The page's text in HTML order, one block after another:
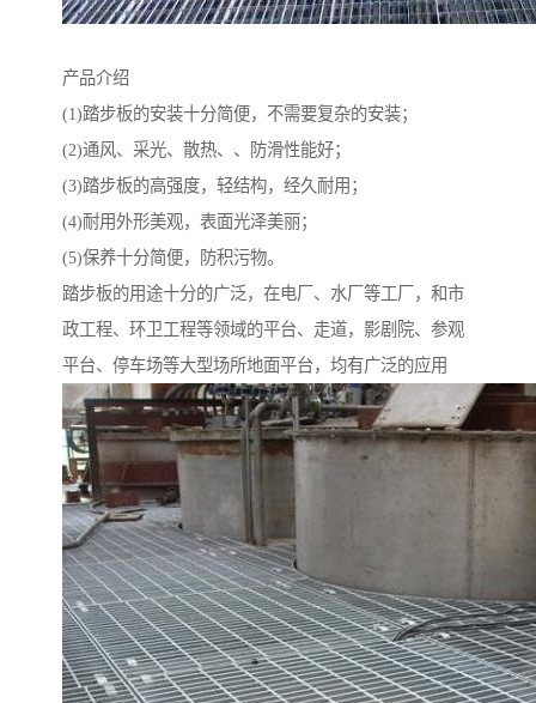
产品介绍
(1)踏步板的安装十分简便，不需要复杂的安装；
(2)通风、采光、散热、、防滑性能好；
(3)踏步板的高强度，轻结构，经久耐用；
(4)耐用外形美观，表面光泽美丽；
(5)保养十分简便，防积污物。
踏步板的用途十分的广泛，在电厂、水厂等工厂，和市
政工程、环卫工程等领域的平台、走道，影剧院、参观
平台、停车场等大型场所地面平台，均有广泛的应用